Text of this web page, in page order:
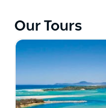
남부카 헤즈에 위치
투어는 아름다운 해
지역 명소를 모두 둘
전용 운전기사와 가
도리고 국립공원, 벨
버 등 주요 명소를 탐
Our Tours